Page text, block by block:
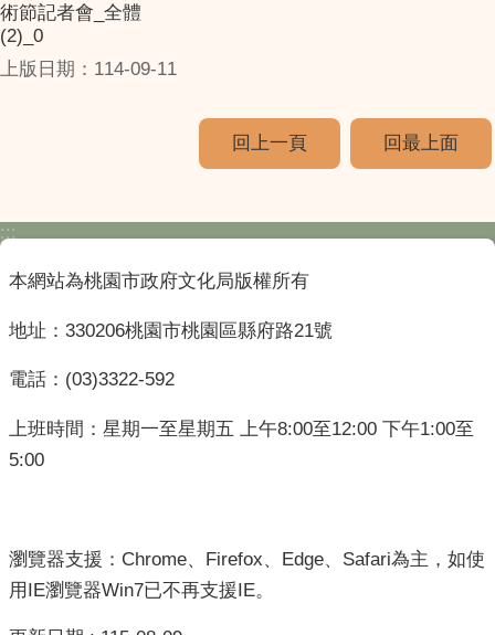
術節記者會_全體
(2)_0
上版日期：114-09-11
回上一頁 回最上面
:::
本網站為桃園市政府文化局版權所有
地址：330206桃園市桃園區縣府路21號
電話：(03)3322-592
上班時間：星期一至星期五 上午8:00至12:00 下午1:00至
5:00
瀏覽器支援：Chrome、Firefox、Edge、Safari為主，如使
用IE瀏覽器Win7已不再支援IE。